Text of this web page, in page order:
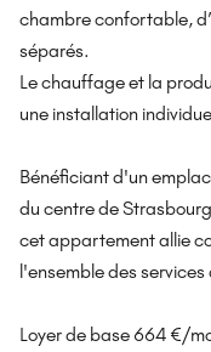
chambre confortable,
séparés.
Le chauffage et la
une installation
Bénéficiant d'un
du centre de
cet appartement allie
l'ensemble des
Loyer de base 664 €/